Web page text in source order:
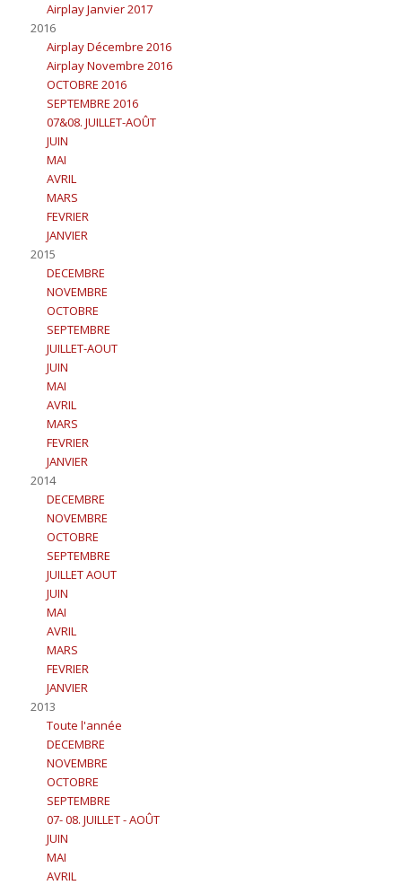
Airplay Janvier 2017
2016
Airplay Décembre 2016
Airplay Novembre 2016
OCTOBRE 2016
SEPTEMBRE 2016
07&08. JUILLET-AOÛT
JUIN
MAI
AVRIL
MARS
FEVRIER
JANVIER
2015
DECEMBRE
NOVEMBRE
OCTOBRE
SEPTEMBRE
JUILLET-AOUT
JUIN
MAI
AVRIL
MARS
FEVRIER
JANVIER
2014
DECEMBRE
NOVEMBRE
OCTOBRE
SEPTEMBRE
JUILLET AOUT
JUIN
MAI
AVRIL
MARS
FEVRIER
JANVIER
2013
Toute l'année
DECEMBRE
NOVEMBRE
OCTOBRE
SEPTEMBRE
07- 08. JUILLET - AOÛT
JUIN
MAI
AVRIL